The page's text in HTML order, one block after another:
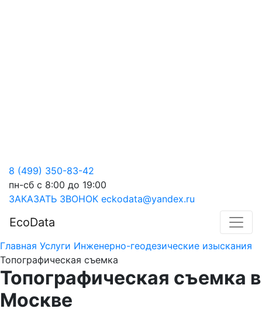
8 (499) 350-83-42
пн-сб с 8:00 до 19:00
ЗАКАЗАТЬ ЗВОНОК eckodata@yandex.ru
EcoData
Главная Услуги Инженерно-геодезические изыскания
Топографическая съемка
Топографическая съемка в
Москве